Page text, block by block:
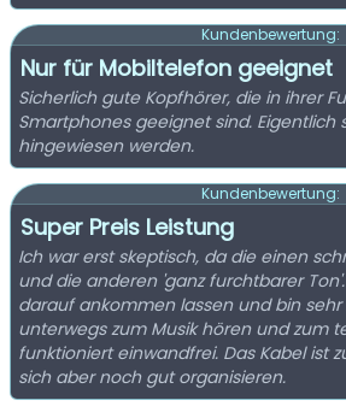
Kundenbewertung:
Nur für Mobiltelefon geeignet
Sicherlich gute Kopfhörer, die in ihrer
Smartphones geeignet sind. Eigentlich
hingewiesen werden.
Kundenbewertung:
Super Preis Leistung
Ich war erst skeptisch, da die einen
und die anderen 'ganz furchtbarer
darauf ankommen lassen und bin sehr
unterwegs zum Musik hören und zum
funktioniert einwandfrei. Das Kabel ist
sich aber noch gut organisieren.